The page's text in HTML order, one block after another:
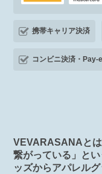
携帯キャリア決済
コンビニ決済・Pay-
VEVARASANAと
繋がっている」と
ッズからアパレル